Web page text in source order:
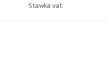
Stawka vat: